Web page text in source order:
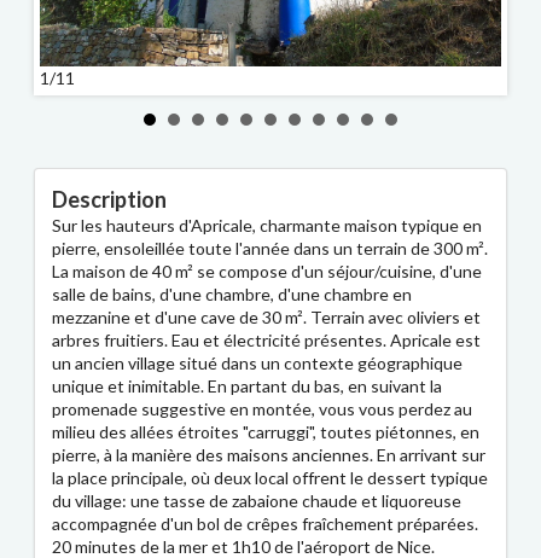
1/11
Description
Sur les hauteurs d'Apricale, charmante maison typique en
pierre, ensoleillée toute l'année dans un terrain de 300 m².
La maison de 40 m² se compose d'un séjour/cuisine, d'une
salle de bains, d'une chambre, d'une chambre en
mezzanine et d'une cave de 30 m². Terrain avec oliviers et
arbres fruitiers. Eau et électricité présentes. Apricale est
un ancien village situé dans un contexte géographique
unique et inimitable. En partant du bas, en suivant la
promenade suggestive en montée, vous vous perdez au
milieu des allées étroites "carruggi", toutes piétonnes, en
pierre, à la manière des maisons anciennes. En arrivant sur
la place principale, où deux local offrent le dessert typique
du village: une tasse de zabaione chaude et liquoreuse
accompagnée d'un bol de crêpes fraîchement préparées.
20 minutes de la mer et 1h10 de l'aéroport de Nice.